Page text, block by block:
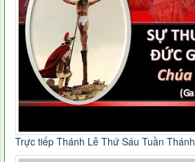
Trực tiếp Thánh Lễ Thứ Sáu Tuần Thánh